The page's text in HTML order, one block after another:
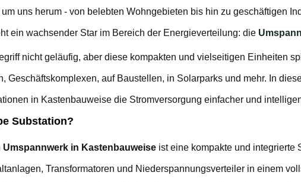
uns herum - von belebten Wohngebieten bis hin zu geschäftigen
ein wachsender Star im Bereich der Energieverteilung: die
nicht geläufig, aber diese kompakten und vielseitigen Einheiten
Geschäftskomplexen, auf Baustellen, in Solarparks und mehr. In
in Kastenbauweise die Stromversorgung einfacher und
Substation?
Umspannwerk in Kastenbauweise ist eine kompakte und integrierte
Transformatoren und Niederspannungsverteiler in einem